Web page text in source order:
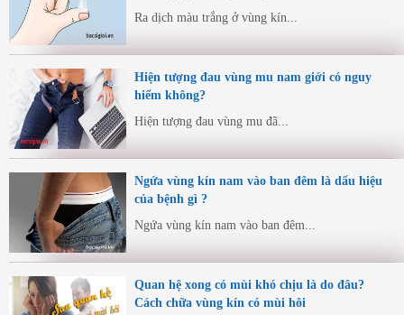
Ra dịch màu trắng ở vùng kín...
Hiện tượng đau vùng mu nam giới có nguy
hiểm không?
Hiện tượng đau vùng mu đã...
Ngứa vùng kín nam vào ban đêm là dấu hiệu
của bệnh gì ?
Ngứa vùng kín nam vào ban đêm...
Quan hệ xong có mùi khó chịu là do đâu?
Cách chữa vùng kín có mùi hôi